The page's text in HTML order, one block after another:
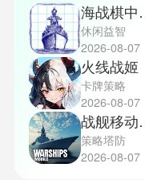
海
休闲益智
2026-08-07
火线战姬
卡牌策略
2026-08-07
战
策略塔防
2026-08-07